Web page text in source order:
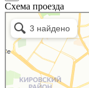
Схема проезда
Казань
Малый Татарский
Яндекс.Карты